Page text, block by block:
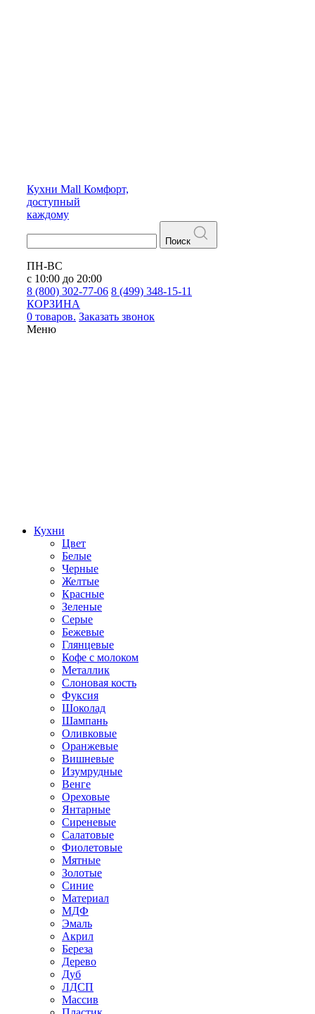
Кухни Mall Комфорт,
доступный
каждому
Поиск
ПН-ВС
с 10:00 до 20:00
8 (800) 302-77-06 8 (499) 348-15-11
КОРЗИНА
0 товаров. Заказать звонок
Меню
Кухни
Цвет
Белые
Черные
Желтые
Красные
Зеленые
Серые
Бежевые
Глянцевые
Кофе с молоком
Металлик
Слоновая кость
Фуксия
Шоколад
Шампань
Оливковые
Оранжевые
Вишневые
Изумрудные
Венге
Ореховые
Янтарные
Сиреневые
Салатовые
Фиолетовые
Мятные
Золотые
Синие
Материал
МДФ
Эмаль
Акрил
Береза
Дерево
Дуб
ЛДСП
Массив